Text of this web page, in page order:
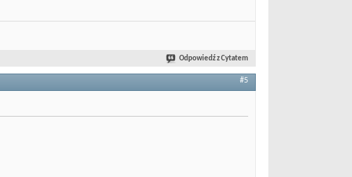
Odpowiedź z Cytatem
#5